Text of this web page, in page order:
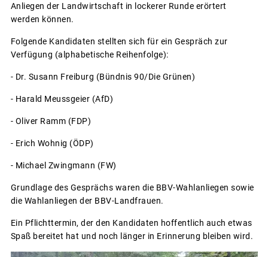
Anliegen der Landwirtschaft in lockerer Runde erörtert
werden können.
Folgende Kandidaten stellten sich für ein Gespräch zur
Verfügung (alphabetische Reihenfolge):
- Dr. Susann Freiburg (Bündnis 90/Die Grünen)
- Harald Meussgeier (AfD)
- Oliver Ramm (FDP)
- Erich Wohnig (ÖDP)
- Michael Zwingmann (FW)
Grundlage des Gesprächs waren die BBV-Wahlanliegen sowie
die Wahlanliegen der BBV-Landfrauen.
Ein Pflichttermin, der den Kandidaten hoffentlich auch etwas
Spaß bereitet hat und noch länger in Erinnerung bleiben wird.